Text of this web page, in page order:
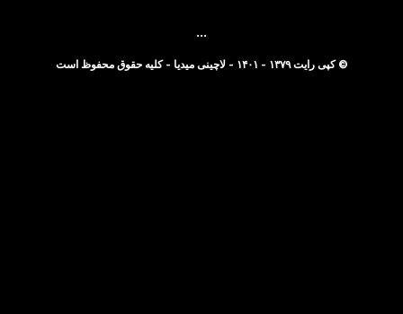
© کپی رایت ۱۳۷۹ - ۱۴۰۱ - لاچینی میدیا - کلیه حقوق محفوظ است